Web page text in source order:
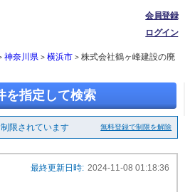
会員登録
ログイン
神奈川県 > 横浜市> 株式会社鶴ヶ峰建設の廃
を指定して検索
限されています 無料登録で制限を解除
最終更新日時: 2024-11-08 01:18:36